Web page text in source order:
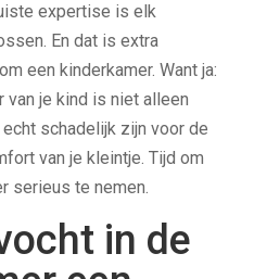
expertise is elk
En dat is extra
een kinderkamer. Want ja:
van je kind is niet alleen
schadelijk zijn voor de
van je kleintje. Tijd om
serieus te nemen.
in de